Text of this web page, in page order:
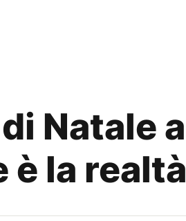
Natale a
è la realtà